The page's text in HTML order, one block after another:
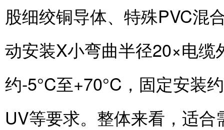
股细绞铜导体、特殊PVC混
动安装X小弯曲半径20×电
约-5°C至+70°C，固定安装
UV等要求。整体来看，适